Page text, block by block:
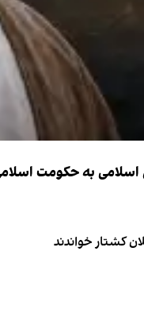
اسلامی به حکومت
کشتار خواندند